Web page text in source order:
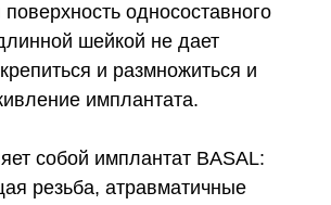
односоставного
шейкой не дает
и размножиться и
имплантата.
собой имплантат BASAL:
резьба, атравматичные